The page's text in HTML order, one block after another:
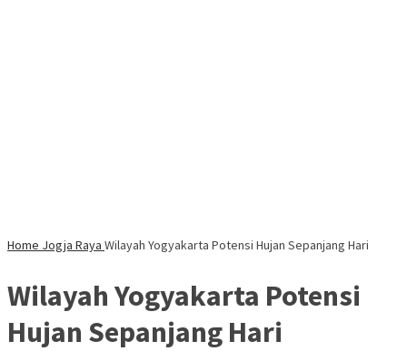
Home Jogja Raya Wilayah Yogyakarta Potensi Hujan Sepanjang Hari
Wilayah Yogyakarta Potensi
Hujan Sepanjang Hari